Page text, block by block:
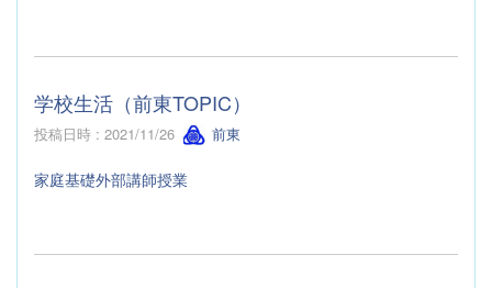
学校生活（前東TOPIC）
投稿日時 : 2021/11/26 前東
家庭基礎外部講師授業